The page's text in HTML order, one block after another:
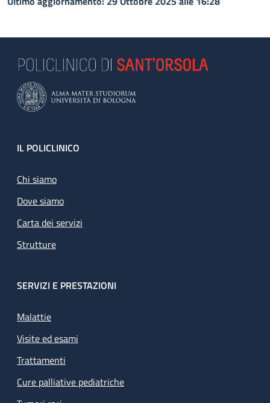
Footer
IL POLICLINICO
Chi siamo
Dove siamo
Carta dei servizi
Strutture
SERVIZI E PRESTAZIONI
Malattie
Visite ed esami
Trattamenti
Cure palliative pediatriche